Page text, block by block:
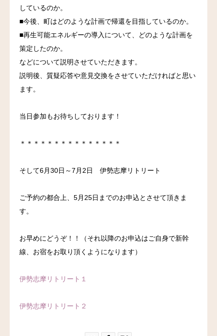
しているのか。
■今後、町はどのような計画で帰還を目指しているのか。
■再生可能エネルギーの導入について、どのような計画を
策定したのか。
などについて説明させていただきます。
説明後、質疑応答や意見交換をさせていただければと思い
ます。
当日参加もお待ちしております！
＊＊＊＊＊＊＊＊＊＊＊＊＊＊＊
そして6月30日～7月2日 伊勢志摩リトリート
ご予約の都合上、5月25日までのお申込とさせて頂きま
す。
お早めにどうぞ！！（それ以降のお申込はご自身で新幹
線、お宿をお取り頂くようになります）
伊勢志摩リトリート１
伊勢志摩リトリート２